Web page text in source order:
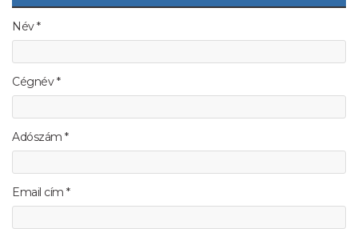
Név *
Cégnév *
Adószám *
Email cím *